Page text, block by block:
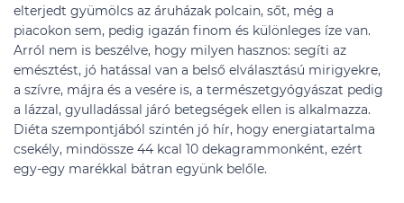
elterjedt gyümölcs az áruházak polcain, sőt, még a
piacokon sem, pedig igazán finom és különleges íze van.
Arról nem is beszélve, hogy milyen hasznos: segíti az
emésztést, jó hatással van a belső elválasztású mirigyekre,
a szívre, májra és a vesére is, a természetgyógyászat pedig
a lázzal, gyulladással járó betegségek ellen is alkalmazza.
Diéta szempontjából szintén jó hír, hogy energiatartalma
csekély, mindössze 44 kcal 10 dekagrammonként, ezért
egy-egy marékkal bátran együnk belőle.